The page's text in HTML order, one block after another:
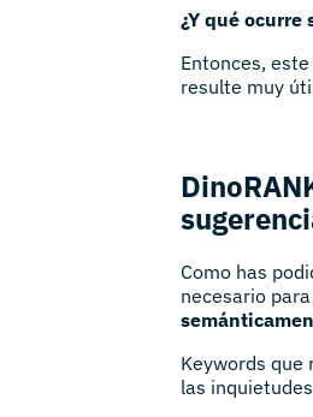
¿Y qué ocurre
Entonces,
resulte muy
Como has
necesario
Keywords que
las